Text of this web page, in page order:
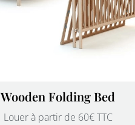
Wooden Folding Bed
Louer à partir de 60€ TTC